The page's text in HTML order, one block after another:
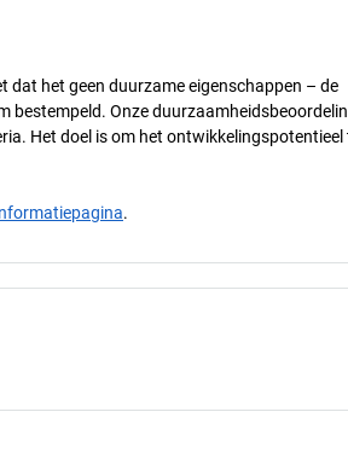
dat het geen duurzame eigenschappen – de
bestempeld. Onze
Het doel is om het ontwikkelingspotentieel
.